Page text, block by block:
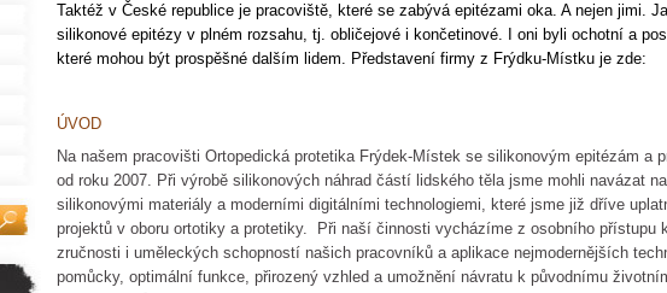
Taktéž v České republice je pracoviště, které se zabývá epitézami oka. A nejen jimi.
silikonové epitézy v plném rozsahu, tj. obličejové i končetinové. I oni byli ochotní a
které mohou být prospěšné dalším lidem. Představení firmy z Frýdku-Místku je zde:
ÚVOD
Na našem pracovišti Ortopedická protetika Frýdek-Místek se silikonovým epitézám a
od roku 2007. Při výrobě silikonových náhrad částí lidského těla jsme mohli navázat
silikonovými materiály a moderními digitálními technologiemi, které jsme již dříve
projektů v oboru ortotiky a protetiky. Při naší činnosti vycházíme z osobního přístupu
zručnosti i uměleckých schopností našich pracovníků a aplikace nejmodernějších
pomůcky, optimální funkce, přirozený vzhled a umožnění návratu k původnímu